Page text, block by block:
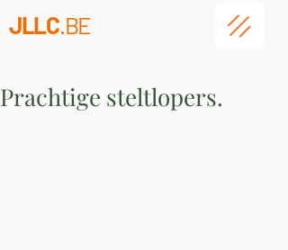
JLLC.BE
Prachtige steltlopers.